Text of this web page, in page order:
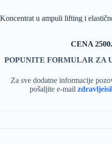
Koncentrat u ampuli lifting i
CENA
POPUNITE FORMULAR ZA
Za sve dodatne informacije
pošaljite e-mail